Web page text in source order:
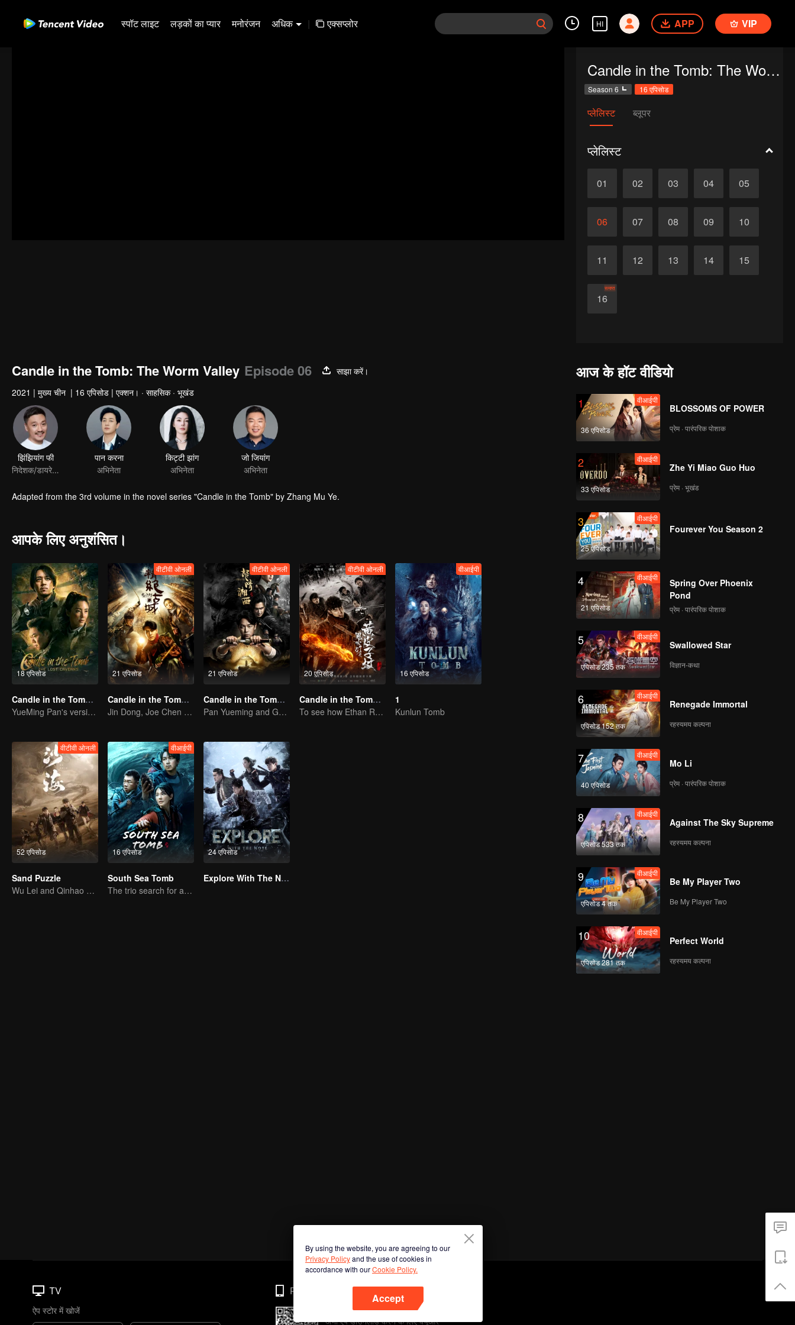
स्पॉट लाइट लड़कों का प्यार मनोरंजन अधिक | एक्सप्लोर HI APP VIP
Candle in the Tomb: The Worm Valley
Season 6 16 एपिसोड
प्लेलिस्ट ब्लूपर
प्लेलिस्ट
01 02 03 04 05
06 07 08 09 10
11 12 13 14 15
16
समाप्त
Candle in the Tomb: The Worm Valley Episode 06
साझा करें।
2021 | मुख्य चीन | 16 एपिसोड | एक्शन। · साहसिक · भूखंड
झिंझियांग फी
निदेशक/डायरेक्टर
पान करना
अभिनेता
किट्टी झांग
अभिनेता
जो जियांग
अभिनेता
Adapted from the 3rd volume in the novel series "Candle in the Tomb" by Zhang Mu Ye.
आपके लिए अनुशंसित।
18 एपिसोड
Candle in the Tomb: The Lost Caverns
YueMing Pan's version of Hu Bayi leads the adventure
21 एपिसोड
वीटीवी ओनली
Candle in the Tomb: the Ancient City of Jingjue
Jin Dong, Joe Chen unlock an adventure in the tomb
21 एपिसोड
वीटीवी ओनली
Candle in the Tomb:the Wrath of Time
Pan Yueming and Gao Weiguang exposes the mysterious secrets
20 एपिसोड
वीटीवी ओनली
Candle in the Tomb: The Weasel Grave
To see how Ethan Ruan and his friends survive.
16 एपिसोड
वीआईपी
1
Kunlun Tomb
52 एपिसोड
वीटीवी ओनली
Sand Puzzle
Wu Lei and Qinhao opens their adventure tour.
16 एपिसोड
वीआईपी
South Sea Tomb
The trio search for a national treasure in the sea
24 एपिसोड
Explore With The Note
आज के हॉट वीडियो
1
36 एपिसोड
वीआईपी
BLOSSOMS OF POWER
प्रेम · पारंपरिक पोशाक
2
33 एपिसोड
वीआईपी
Zhe Yi Miao Guo Huo
प्रेम · भूखंड
3
25 एपिसोड
वीआईपी
Fourever You Season 2
4
21 एपिसोड
वीआईपी
Spring Over Phoenix
Pond
प्रेम · पारंपरिक पोशाक
5
एपिसोड 235 तक
वीआईपी
Swallowed Star
विज्ञान-कथा
6
एपिसोड 152 तक
वीआईपी
Renegade Immortal
रहस्यमय कल्पना
7
40 एपिसोड
वीआईपी
Mo Li
प्रेम · पारंपरिक पोशाक
8
एपिसोड 533 तक
वीआईपी
Against The Sky Supreme
रहस्यमय कल्पना
9
एपिसोड 4 तक
वीआईपी
Be My Player Two
Be My Player Two
10
एपिसोड 281 तक
वीआईपी
Perfect World
रहस्यमय कल्पना
By using the website, you are agreeing to our
Privacy Policyand the use of cookies in
accordance with ourCookie Policy.
Accept
TV
ऐप स्टोर में खोजें
Phone
अभी ऐप डाउनलोड करने के लिए क्यूआर